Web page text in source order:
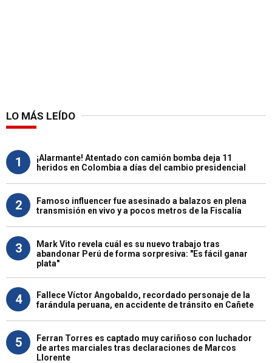
LO MÁS LEÍDO
1
¡Alarmante! Atentado con camión bomba deja 11
heridos en Colombia a días del cambio presidencial
2
Famoso influencer fue asesinado a balazos en plena
transmisión en vivo y a pocos metros de la Fiscalía
3
Mark Vito revela cuál es su nuevo trabajo tras
abandonar Perú de forma sorpresiva: "Es fácil ganar
plata"
4
Fallece Víctor Angobaldo, recordado personaje de la
farándula peruana, en accidente de tránsito en Cañete
5
Ferran Torres es captado muy cariñoso con luchador
de artes marciales tras declaraciones de Marcos
Llorente